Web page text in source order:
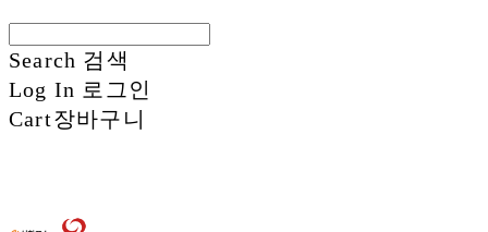
Search 검색
Log In 로그인
Cart장바구니